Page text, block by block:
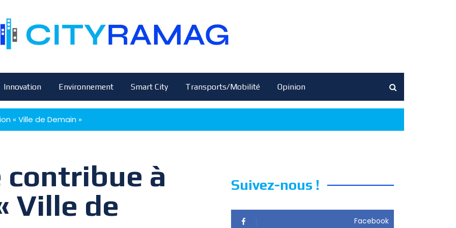
Innovation Environnement Smart City Transports/Mobilité Opinion
« Ville de Demain »
contribue à
Ville de
Suivez-nous !
Facebook